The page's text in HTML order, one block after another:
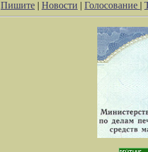
Пишите | Новости | Голосование |